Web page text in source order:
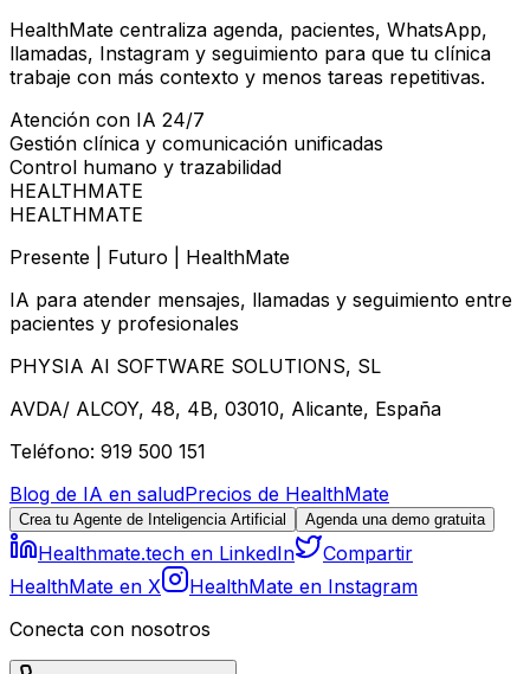
HealthMate centraliza agenda, pacientes, WhatsApp,
llamadas, Instagram y seguimiento para que tu clínica
trabaje con más contexto y menos tareas repetitivas.
Atención con IA 24/7
Gestión clínica y comunicación unificadas
Control humano y trazabilidad
HEALTHMATE
HEALTHMATE
Presente | Futuro | HealthMate
IA para atender mensajes, llamadas y seguimiento entre
pacientes y profesionales
PHYSIA AI SOFTWARE SOLUTIONS, SL
AVDA/ ALCOY, 48, 4B, 03010, Alicante, España
Teléfono: 919 500 151
Blog de IA en saludPrecios de HealthMate
Crea tu Agente de Inteligencia Artificial Agenda una demo gratuita
Healthmate.tech en LinkedIn
Compartir
HealthMate en X
HealthMate en Instagram
Conecta con nosotros